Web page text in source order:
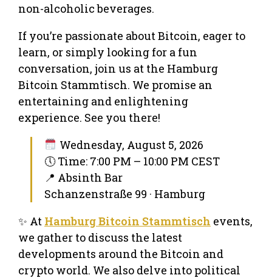
non-alcoholic beverages.
If you’re passionate about Bitcoin, eager to
learn, or simply looking for a fun
conversation, join us at the Hamburg
Bitcoin Stammtisch. We promise an
entertaining and enlightening
experience. See you there!
Wednesday, August 5, 2026
🕔 Time: 7:00 PM – 10:00 PM CEST
📍 Absinth Bar
Schanzenstraße 99 · Hamburg
✨ At Hamburg Bitcoin Stammtisch events,
we gather to discuss the latest
developments around the Bitcoin and
crypto world. We also delve into political